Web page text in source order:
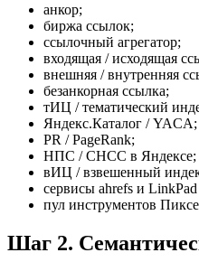
анкор;
биржа ссылок;
ссылочный агрегатор;
входящая / исходящая
внешняя / внутренняя
безанкорная ссылка;
тИЦ / тематический
Яндекс.Каталог / YACA;
PR / PageRank;
НПС / СНСС в Яндексе;
вИЦ / взвешенный
сервисы ahrefs и
пул инструментов
Шаг 2.